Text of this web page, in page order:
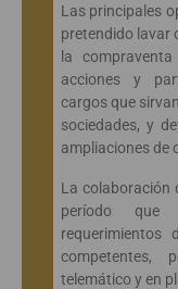
Las principales
pretendido lavar
la
acciones y
cargos que
sociedades, y
ampliaciones de
La colaboración
período que
requerimientos
competentes,
telemático y en